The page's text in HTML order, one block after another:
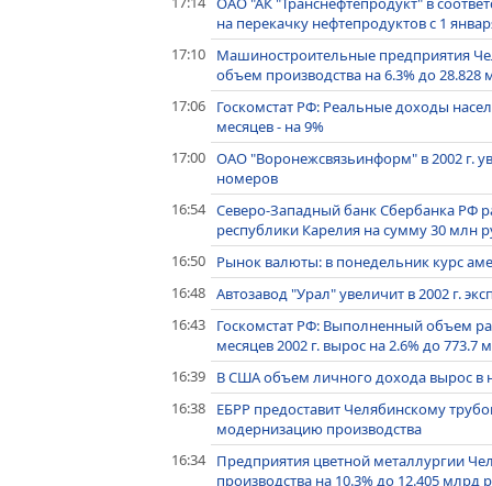
на перекачку нефтепродуктов с 1
17:10
Машиностроительные предприятия
объем производства на 6.3% до 28.828
17:06
Госкомстат РФ: Реальные доходы
месяцев - на 9%
17:00 ОАО "Воронежсвязьинформ" в 2002 г.
номеров
16:54 Северо-Западный банк Сбербанка РФ
республики Карелия на сумму 30 млн
16:50
Рынок валюты: в понедельник курс
16:48 Автозавод "Урал" увеличит в 2002 г.
16:43
Госкомстат РФ: Выполненный объем
месяцев 2002 г. вырос на 2.6% до
16:39
В США объем личного дохода вырос в
16:38
ЕБРР предоставит Челябинскому
модернизацию производства
16:34
Предприятия цветной металлургии
производства на 10.3% до 12.405 млрд